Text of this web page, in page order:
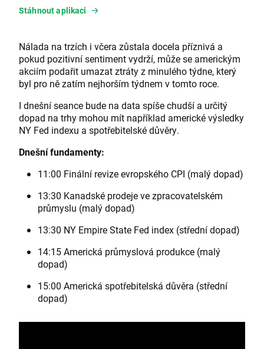
Stáhnout aplikaci
Nálada na trzích i včera zůstala docela příznivá a
pokud pozitivní sentiment vydrží, může se americkým
akciím podařit umazat ztráty z minulého týdne, který
byl pro ně zatím nejhorším týdnem v tomto roce.
I dnešní seance bude na data spíše chudší a určitý
dopad na trhy mohou mít například americké výsledky
NY Fed indexu a spotřebitelské důvěry.
Dnešní fundamenty:
11:00 Finální revize evropského CPI (malý dopad)
13:30 Kanadské prodeje ve zpracovatelském
průmyslu (malý dopad)
13:30 NY Empire State Fed index (střední dopad)
14:15 Americká průmyslová produkce (malý
dopad)
15:00 Americká spotřebitelská důvěra (střední
dopad)